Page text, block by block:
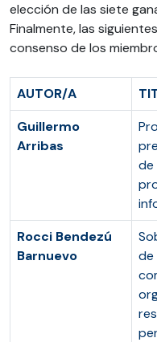
elección de las siete
Finalmente, las
consenso de los
AUTOR/A
Guillermo
Arribas
de
Rocci Bendezú
Barnuevo
de